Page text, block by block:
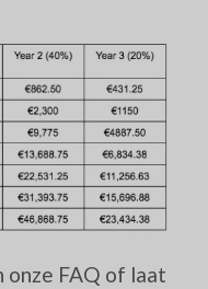
onze FAQ of laat